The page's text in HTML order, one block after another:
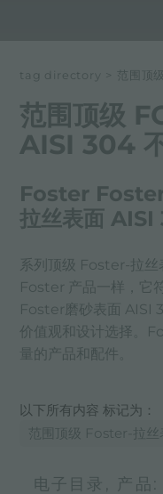
tag directory > 范围顶
范围顶级
AISI 304
Foster
拉丝表面 AISI
系列顶级 Foster-拉丝
Foster 产品一样，它
Foster磨砂表面 AISI
价值观和设计选择。
量的产品和配件。
以下所有内容 标记为：
范围顶级 Foster-拉
电子目录, 产品